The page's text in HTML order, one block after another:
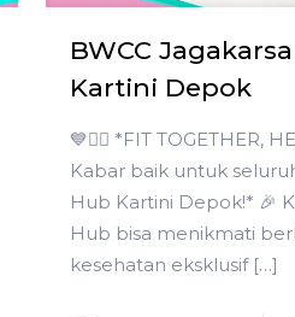
BWCC
Kartini Depok
💙🏋️‍♀️ *FIT TOGETHER,
Kabar baik untuk
Hub Kartini Depok!* 🎉
Hub bisa menikmati
kesehatan eksklusif[…]